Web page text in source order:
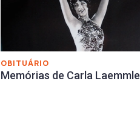
OBITUÁRIO
Memórias de Carla Laemmle